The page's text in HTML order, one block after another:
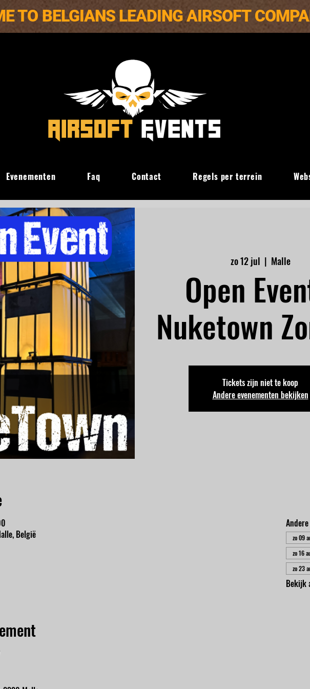
TO BELGIANS LEADING AIRSOFT
zo 12 jul
  |
Malle
Open
Nuketown
Tickets zijn niet te koop
Andere evenementen bekijken
België
zo 09
zo 16
zo 23
Bekijk
Evenementen Faq Contact Regels per terrein